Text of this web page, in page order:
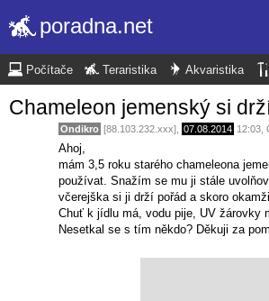
poradna.net
Počítače Teraristika Akvaristika
Chameleon jemenský si
Ondikro [88.103.232.xxx], 07.08.2014 12:03
Ahoj,
mám 3,5 roku starého chameleona
používat. Snažím se mu ji stále
včerejška si ji drží pořád a skoro
Chuť k jídlu má, vodu pije, UV žárovky
Nesetkal se s tím někdo? Děkuji za